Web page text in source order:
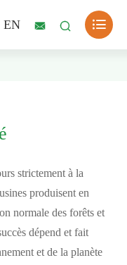
EN   
strictement à la
produisent en
normale des forêts et
dépend et fait
et de la planète